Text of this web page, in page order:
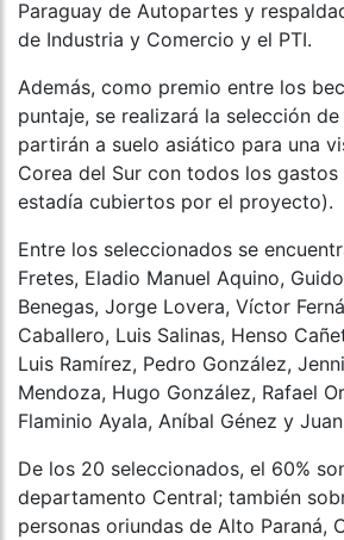
Paraguay de Autopartes y
de Industria y Comercio y el PTI.
Además, como premio entre los
puntaje, se realizará la selección
partirán a suelo asiático para una
Corea del Sur con todos los gastos
estadía cubiertos por el proyecto).
Entre los seleccionados se
Fretes, Eladio Manuel Aquino,
Benegas, Jorge Lovera, Víctor
Caballero, Luis Salinas, Henso
Luis Ramírez, Pedro González,
Mendoza, Hugo González, Rafael
Flaminio Ayala, Aníbal Génez y
De los 20 seleccionados, el 60%
departamento Central; también
personas oriundas de Alto Paraná,